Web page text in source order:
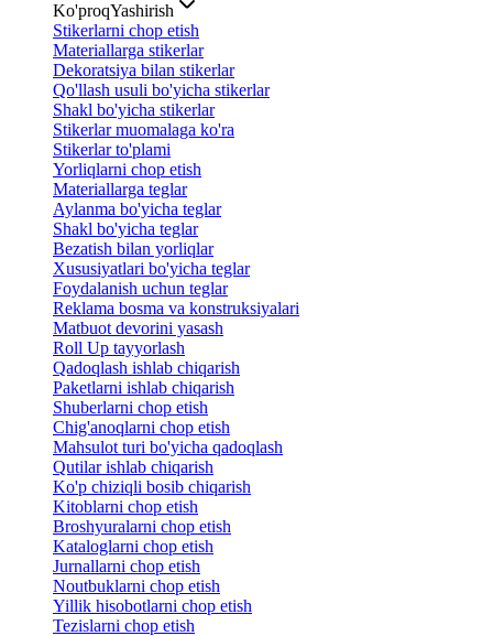
Ko'proqYashirish
Stikerlarni chop etish
Materiallarga stikerlar
Dekoratsiya bilan stikerlar
Qo'llash usuli bo'yicha stikerlar
Shakl bo'yicha stikerlar
Stikerlar muomalaga ko'ra
Stikerlar to'plami
Yorliqlarni chop etish
Materiallarga teglar
Aylanma bo'yicha teglar
Shakl bo'yicha teglar
Bezatish bilan yorliqlar
Xususiyatlari bo'yicha teglar
Foydalanish uchun teglar
Reklama bosma va konstruksiyalari
Matbuot devorini yasash
Roll Up tayyorlash
Qadoqlash ishlab chiqarish
Paketlarni ishlab chiqarish
Shuberlarni chop etish
Chig'anoqlarni chop etish
Mahsulot turi bo'yicha qadoqlash
Qutilar ishlab chiqarish
Ko'p chiziqli bosib chiqarish
Kitoblarni chop etish
Broshyuralarni chop etish
Kataloglarni chop etish
Jurnallarni chop etish
Noutbuklarni chop etish
Yillik hisobotlarni chop etish
Tezislarni chop etish